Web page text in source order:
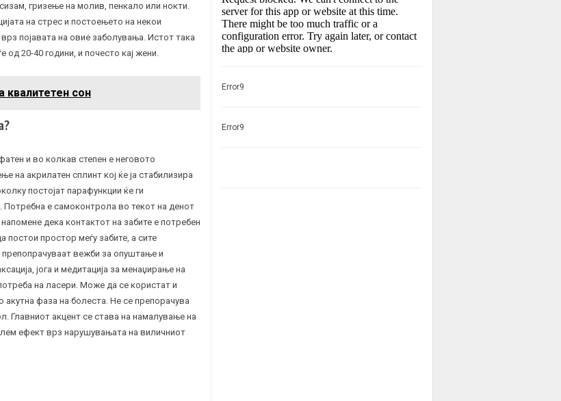
гризење на молив, пенкало или нокти.
на стрес и постоењето на некои
појавата на овие заболувања. Истот така
од 20-40 години, и почесто кај жени.
квалитетен сон
и во колкав степен е неговото
на акрилатен сплинт кој ќе ја стабилизира
постојат парафункции ќе ги
Потребна е самоконтрола во текот на денот
дека контактот на забите е потребен
постои простор меѓу забите, а сите
препопрачуваат вежби за опуштање и
јога и медитација за менаџирање на
на ласери. Може да се користат и
акутна фаза на болеста. Не се препорачува
Главниот акцент се става на намалување на
ефект врз нарушувањата на виличниот
Error9
Error9